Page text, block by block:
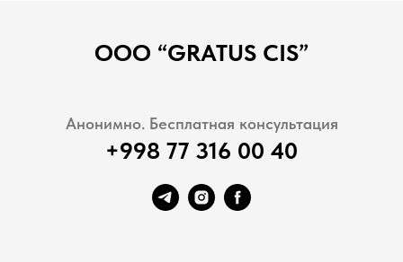
ООО “GRATUS CIS”
Анонимно. Бесплатная консультация
+998 77 316 00 40